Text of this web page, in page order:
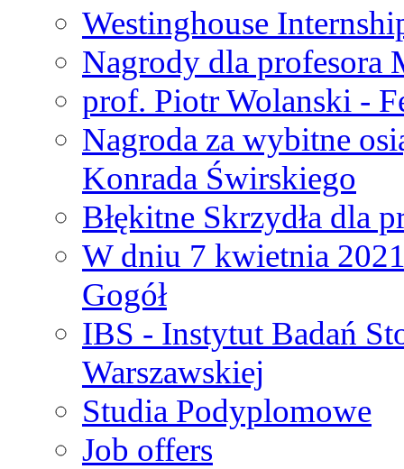
Westinghouse
Nagrody dla profesora
prof. Piotr Wolanski -
Nagroda za wybitne
Konrada Świrskiego
Błękitne Skrzydła dla
W dniu 7 kwietnia
Gogół
IBS - Instytut Badań
Warszawskiej
Studia Podyplomowe
Job offers